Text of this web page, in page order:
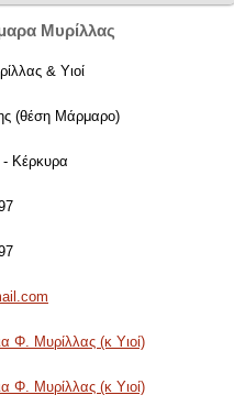
Μυρίλλας
& Υιοί
(θέση Μάρμαρο)
- Κέρκυρα
Φ. Μυρίλλας (κ Υιοί)
Φ. Μυρίλλας (κ Υιοί)